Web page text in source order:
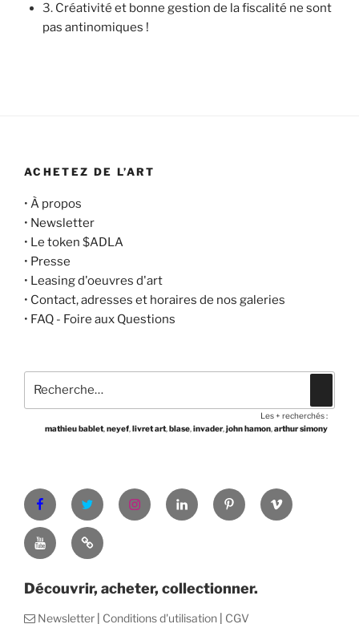
3. Créativité et bonne gestion de la fiscalité ne sont
pas antinomiques !
ACHETEZ DE L’ART
• À propos
• Newsletter
• Le token $ADLA
• Presse
• Leasing d'oeuvres d'art
• Contact, adresses et horaires de nos galeries
• FAQ - Foire aux Questions
pour
Les + recherchés :
mathieu bablet, neyef livret art, blase invader, john hamon arthur simony
FacebookTwitter InstagramLinkedInPinterestVimeo
YoutubeShop
Découvrir, acheter, collectionner.
Abonnement
Newsletter Conditions d'utilisation CGV